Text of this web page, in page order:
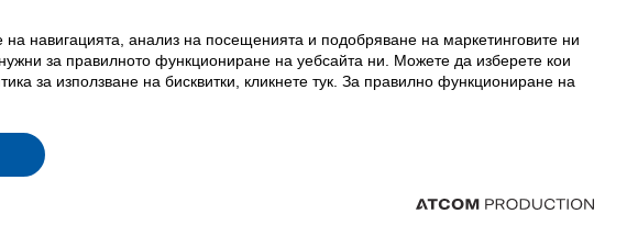
Условия за ползване на ikea.bg
на програма IKEA Family
навигацията, анализ на посещенията и подобряване на маркетинговите ни
за правилното функциониране на уебсайта ни. Можете да изберете кои
за използване на бисквитки, кликнете тук. За правилно функциониране на